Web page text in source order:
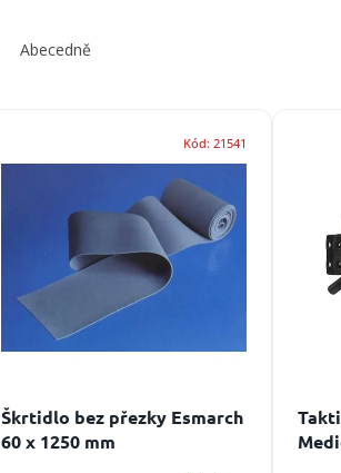
Abecedně
Škrtidlo bez přezky Esmarch
60 x 1250 mm
Kód: 21541